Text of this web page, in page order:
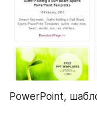
PowerPoint,